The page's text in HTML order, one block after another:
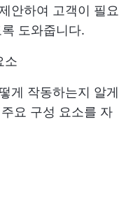
안하여 고객이 필요
도와줍니다.
소
게 작동하는지 알게
요 구성 요소를 자